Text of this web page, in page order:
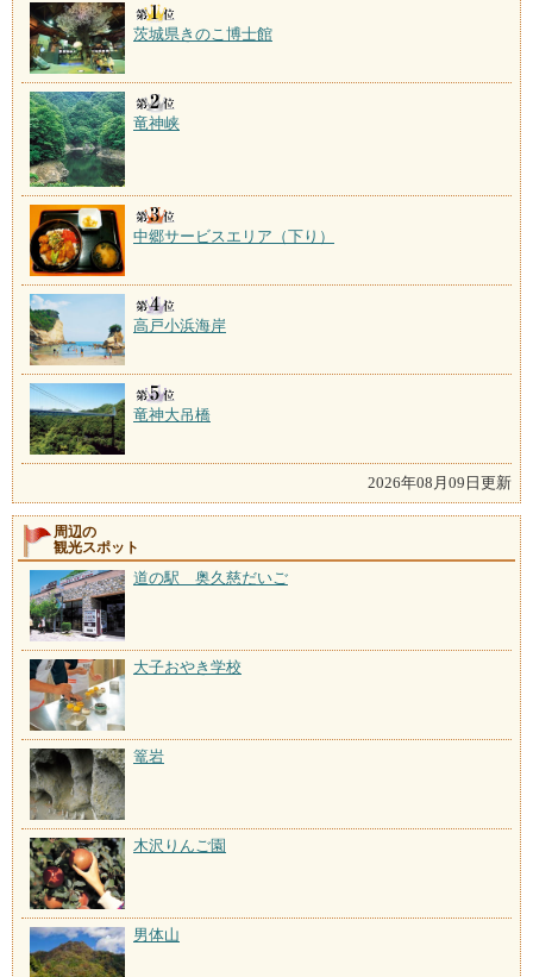
茨城県きのこ博士館
竜神峡
中郷サービスエリア（下り）
高戸小浜海岸
竜神大吊橋
2026年08月09日更新
周辺の
観光スポット
道の駅 奥久慈だいご
大子おやき学校
篭岩
木沢りんご園
男体山